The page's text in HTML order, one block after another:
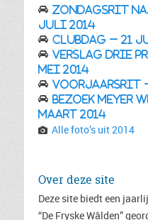
Zondagsrit
Juli 2014
Clubdag – 21
Verslag Drie
mei 2014
Voorjaarsrit –
Bezoek Meyer
maart 2014
Alle foto’s uit 2014
Over deze site
Deze site biedt een
“De Fryske Wâlden”